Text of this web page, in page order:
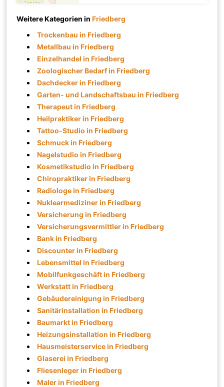
Weitere Kategorien inFriedberg
Trockenbau in Friedberg
Metallbau in Friedberg
Einzelhandel in Friedberg
Zoologischer Bedarf in Friedberg
Dachdecker in Friedberg
Garten- und Landschaftsbau in Friedberg
Therapeut in Friedberg
Heilpraktiker in Friedberg
Tattoo-Studio in Friedberg
Schmuck in Friedberg
Nagelstudio in Friedberg
Kosmetikstudio in Friedberg
Chiropraktiker in Friedberg
Radiologe in Friedberg
Nuklearmediziner in Friedberg
Versicherung in Friedberg
Versicherungsvermittler in Friedberg
Bank in Friedberg
Discounter in Friedberg
Lebensmittel in Friedberg
Mobilfunkgeschäft in Friedberg
Werkstatt in Friedberg
Gebäudereinigung in Friedberg
Sanitärinstallation in Friedberg
Baumarkt in Friedberg
Heizungsinstallation in Friedberg
Hausmeisterservice in Friedberg
Glaserei in Friedberg
Fliesenleger in Friedberg
Maler in Friedberg